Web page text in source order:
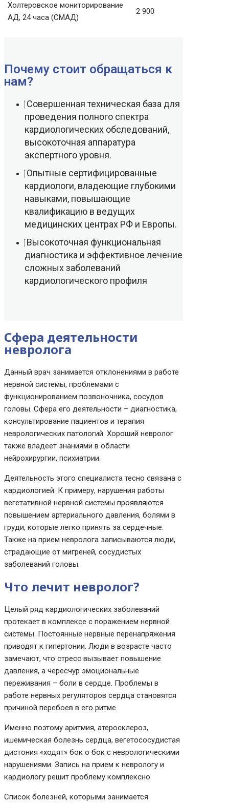
Холтеровское мониторирование
АД, 24 часа (СМАД)
2 900
Почему стоит обращаться к
нам?
Совершенная техническая база для
проведения полного спектра
кардиологических обследований,
высокоточная аппаратура
экспертного уровня.
Опытные сертифицированные
кардиологи, владеющие глубокими
навыками, повышающие
квалификацию в ведущих
медицинских центрах РФ и Европы.
Высокоточная функциональная
диагностика и эффективное лечение
сложных заболеваний
кардиологического профиля
Сфера деятельности
невролога
Данный врач занимается отклонениями в работе
нервной системы, проблемами с
функционированием позвоночника, сосудов
головы. Сфера его деятельности – диагностика,
консультирование пациентов и терапия
неврологических патологий. Хороший невролог
также владеет знаниями в области
нейрохирургии, психиатрии.
Деятельность этого специалиста тесно связана с
кардиологией. К примеру, нарушения работы
вегетативной нервной системы проявляются
повышением артериального давления, болями в
груди, которые легко принять за сердечные.
Также на прием невролога записываются люди,
страдающие от мигреней, сосудистых
заболеваний головы.
Что лечит невролог?
Целый ряд кардиологических заболеваний
протекает в комплексе с поражением нервной
системы. Постоянные нервные перенапряжения
приводят к гипертонии. Люди в возрасте часто
замечают, что стресс вызывает повышение
давления, а чересчур эмоциональные
переживания – боли в сердце. Проблемы в
работе нервных регуляторов сердца становятся
причиной перебоев в его ритме.
Именно поэтому аритмия, атеросклероз,
ишемическая болезнь сердца, вегетососудистая
дистония «ходят» бок о бок с неврологическими
нарушениями. Запись на прием к неврологу и
кардиологу решит проблему комплексно.
Список болезней, которыми занимается